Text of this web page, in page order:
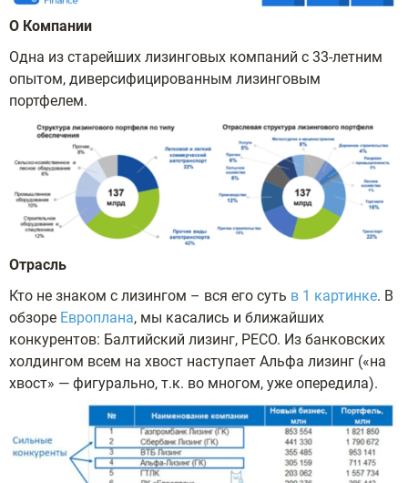
О Компании
Одна из старейших лизинговых компаний с 33-летним
опытом, диверсифицированным лизинговым
портфелем.
Отрасль
Кто не знаком с лизингом – вся его суть в 1 картинке. В
обзоре Европлана, мы касались и ближайших
конкурентов: Балтийский лизинг, РЕСО. Из банковских
холдингом всем на хвост наступает Альфа лизинг («на
хвост» — фигурально, т.к. во многом, уже опередила).